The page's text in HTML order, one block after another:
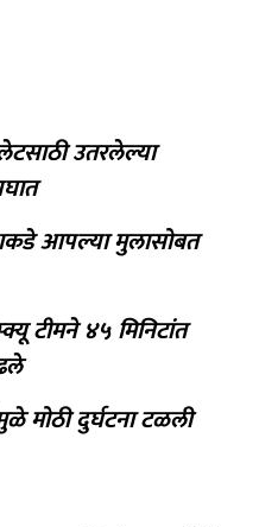
उतरलेल्या
आपल्या मुलासोबत
टीमने ४५ मिनिटांत
मोठी दुर्घटना टळली